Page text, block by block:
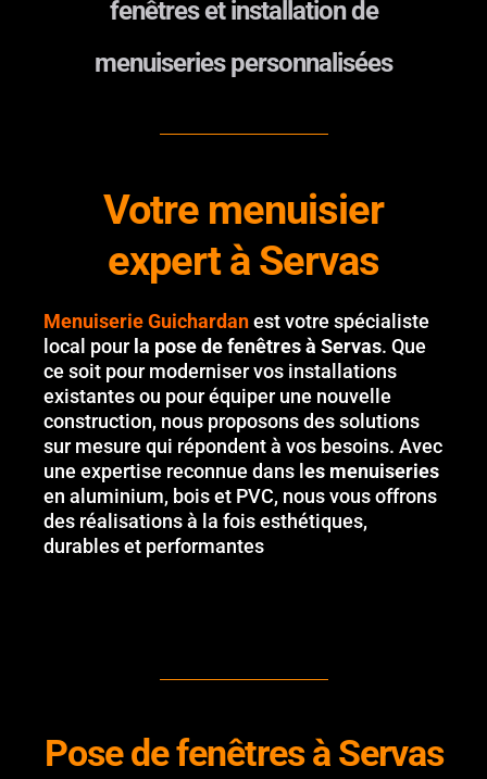
fenêtres et installation de
menuiseries personnalisées
Votre menuisier
expert à Servas
Menuiserie Guichardanest votre spécialiste
local pour la pose de fenêtres à Servas. Que
ce soit pour moderniser vos installations
existantes ou pour équiper une nouvelle
construction, nous proposons des solutions
sur mesure qui répondent à vos besoins. Avec
une expertise reconnue dans l es menuiseries
en aluminium, bois et PVC, nous vous offrons
des réalisations à la fois esthétiques,
durables et performantes
Pose de fenêtres à Servas